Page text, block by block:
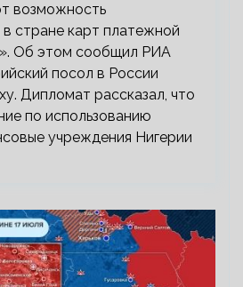
возможность
в стране карт платежной
Об этом сообщил РИА
посол в России
Дипломат рассказал, что
по использованию
учреждения Нигерии